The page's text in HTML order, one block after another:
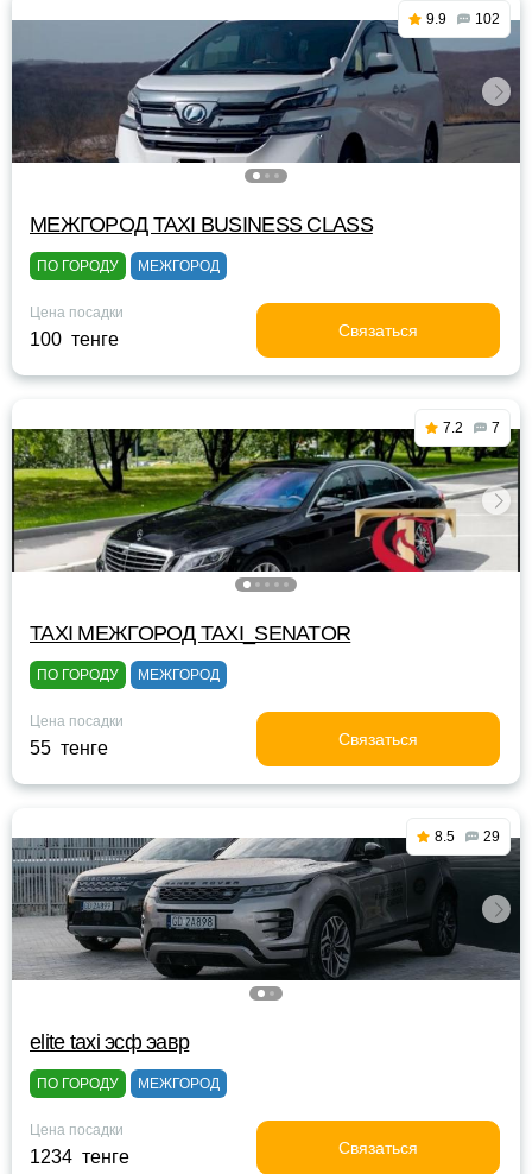
9.9 102
МЕЖГОРОД TAXI BUSINESS CLASS
ПО ГОРОДУ МЕЖГОРОД
Цена посадки
100 тенге Связаться
7.2 7
TAXI МЕЖГОРОД TAXI_SENATOR
ПО ГОРОДУ МЕЖГОРОД
Цена посадки
55 тенге Связаться
8.5 29
elite taxi эсф эавр
ПО ГОРОДУ МЕЖГОРОД
Цена посадки
1234 тенге Связаться